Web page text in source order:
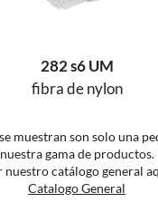
282 s6 UM
fibra de nylon
muestran son solo una
nuestra gama de productos.
nuestro catálogo general
Catalogo General